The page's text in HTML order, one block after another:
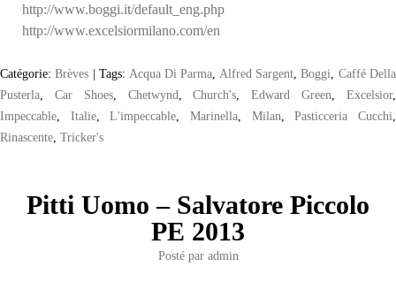
http://www.boggi.it/default_eng.php
http://www.excelsiormilano.com/en
Catégorie:Brèves |Tags: Acqua Di Parma Alfred Sargent,Boggi
Caffé Della
Pusterla
Car Shoes, Chetwynd ,Church's ,Edward Green ,Excelsior,
Impeccable
Italie,L'impeccable ,Marinella Milan ,Pasticceria Cucchi
Rinascente Tricker's
Pitti Uomo – Salvatore Piccolo
PE 2013
Posté par admin